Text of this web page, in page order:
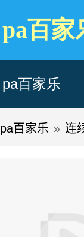
pa百家
pa百家乐
pa百家乐 » 连